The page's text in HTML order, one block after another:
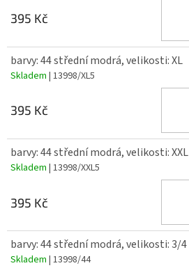
395 Kč
barvy: 44 střední modrá, velikosti: XL
Skladem | 13998/XL5
395 Kč
barvy: 44 střední modrá, velikosti: XXL
Skladem | 13998/XXL5
395 Kč
barvy: 44 střední modrá, velikosti: 3/4
Skladem | 13998/44